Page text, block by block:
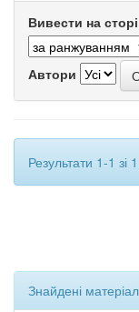
Вивести на
Автори
Результати 1-1 зі
Знайдені